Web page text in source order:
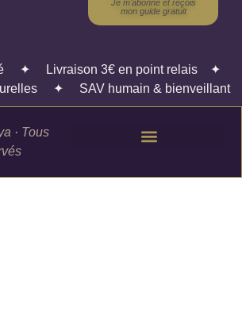
Je m'abonne et reçois
mon guide gratuit
✦ Livraison 3€ en point relais ✦
✦ SAV humain & bienveillant
· Tous